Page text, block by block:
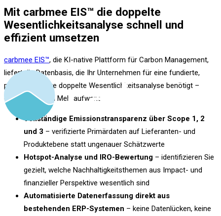
Mit carbmee EIS™ die doppelte
Wesentlichkeitsanalyse schnell und
effizient umsetzen
carbmee EIS™, die KI-native Plattform für Carbon Management,
liefert die Datenbasis, die Ihr Unternehmen für eine fundierte,
prüfungssichere doppelte Wesentlichkeitsanalyse benötigt –
ohne manuellen Mehraufwand.
Vollständige Emissionstransparenz über Scope 1, 2
und 3 – verifizierte Primärdaten auf Lieferanten- und
Produktebene statt ungenauer Schätzwerte
Hotspot-Analyse und IRO-Bewertung – identifizieren Sie
gezielt, welche Nachhaltigkeitsthemen aus Impact- und
finanzieller Perspektive wesentlich sind
Automatisierte Datenerfassung direkt aus
bestehenden ERP-Systemen – keine Datenlücken, keine